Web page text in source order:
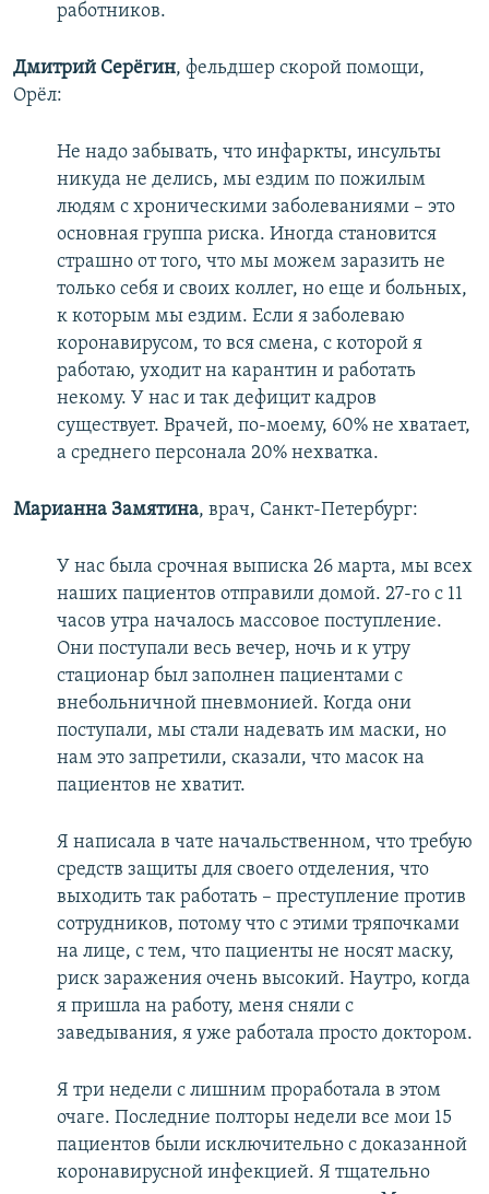
работников.
Дмитрий Серёгин, фельдшер скорой помощи,
Орёл:
Не надо забывать, что инфаркты, инсульты
никуда не делись, мы ездим по пожилым
людям с хроническими заболеваниями – это
основная группа риска. Иногда становится
страшно от того, что мы можем заразить не
только себя и своих коллег, но еще и больных,
к которым мы ездим. Если я заболеваю
коронавирусом, то вся смена, с которой я
работаю, уходит на карантин и работать
некому. У нас и так дефицит кадров
существует. Врачей, по-моему, 60% не хватает,
а среднего персонала 20% нехватка.
Марианна Замятина, врач, Санкт-Петербург:
У нас была срочная выписка 26 марта, мы всех
наших пациентов отправили домой. 27-го с 11
часов утра началось массовое поступление.
Они поступали весь вечер, ночь и к утру
стационар был заполнен пациентами с
внебольничной пневмонией. Когда они
поступали, мы стали надевать им маски, но
нам это запретили, сказали, что масок на
пациентов не хватит.
Я написала в чате начальственном, что требую
средств защиты для своего отделения, что
выходить так работать – преступление против
сотрудников, потому что с этими тряпочками
на лице, с тем, что пациенты не носят маску,
риск заражения очень высокий. Наутро, когда
я пришла на работу, меня сняли с
заведывания, я уже работала просто доктором.
Я три недели с лишним проработала в этом
очаге. Последние полторы недели все мои 15
пациентов были исключительно с доказанной
коронавирусной инфекцией. Я тщательно